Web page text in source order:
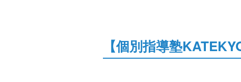
【個別指導塾